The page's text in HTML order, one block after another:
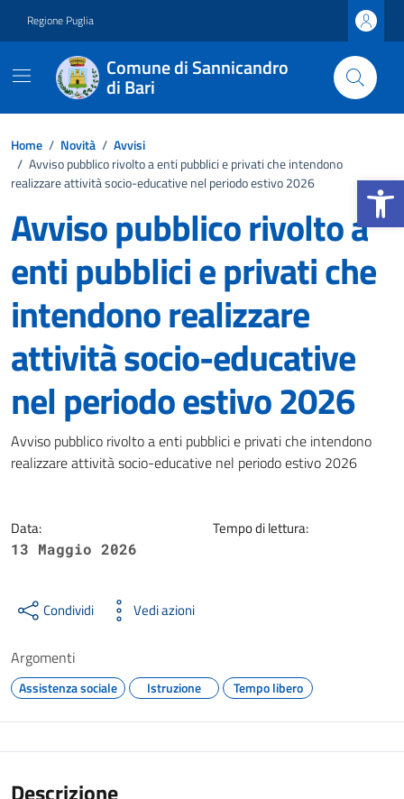
Regione Puglia
Comune di Sannicandro
di Bari
Home / Novità / Avvisi
/ Avviso pubblico rivolto a enti pubblici e privati che intendono
realizzare attività socio-educative nel periodo estivo 2026
Avviso pubblico rivolto a
enti pubblici e privati che
intendono realizzare
attività socio-educative
nel periodo estivo 2026
Dettagli della notizia
Avviso pubblico rivolto a enti pubblici e privati che intendono
realizzare attività socio-educative nel periodo estivo 2026
Data:
13 Maggio 2026
Tempo di lettura:
Condividi Vedi azioni
Argomenti
Assistenza sociale Istruzione Tempo libero
Apri la